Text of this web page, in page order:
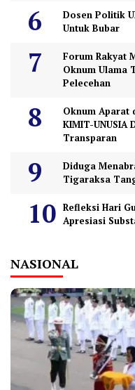
Dosen Politik
Untuk Bubar
Forum Rakyat
Oknum Ulama
Pelecehan
Oknum Aparat
KIMIT-UNUSIA
Transparan
Diduga
Tigaraksa
Refleksi Hari
Apresiasi
NASIONAL